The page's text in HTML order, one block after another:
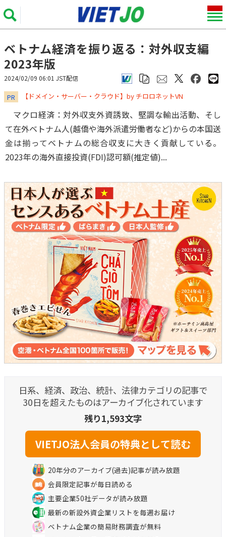
ベトナム経済を振り返る：対外収支編
2023年版
2024/02/09 06:01 JST配信
PR ​​​​​​​【ドメイン・サーバー・クラウド】by チロロネットVN
マクロ経済：対外収支外資誘致、堅調な輸出活動、そし
て在外ベトナム人(越僑や海外派遣労働者など)からの本国送
金は揃ってベトナムの総合収支に大きく貢献している。
2023年の海外直接投資(FDI)認可額(推定値)...
日系、経済、政治、統計、法律カテゴリの記事で
30日を超えたものはアーカイブ化されています
残り1,593文字
20年分のアーカイブ(過去)記事が読み放題
会員限定記事が毎日読める
主要企業50社データが読み放題
最新の新設外資企業リストを毎週お届け
ベトナム企業の簡易財務調査が無料